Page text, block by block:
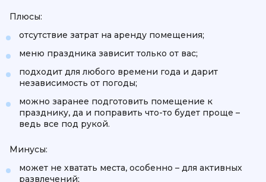
Плюсы:
отсутствие затрат на аренду помещения;
меню праздника зависит только от вас;
подходит для любого времени года и дарит
независимость от погоды;
можно заранее подготовить помещение к
празднику, да и поправить что-то будет проще –
ведь все под рукой.
Минусы:
может не хватать места, особенно – для активных
развлечений;